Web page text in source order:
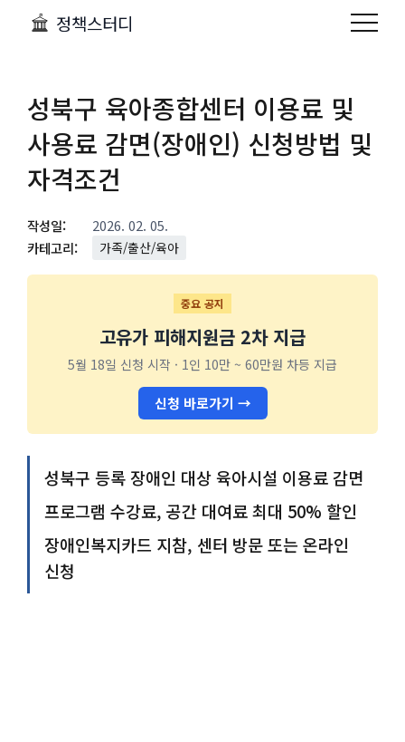
정책스터디
성북구 육아종합센터 이용료 및
사용료 감면(장애인) 신청방법 및
자격조건
작성일:
2026. 02. 05.
카테고리:
가족/출산/육아
중요 공지
고유가 피해지원금 2차 지급
5월 18일 신청 시작 · 1인 10만 ~ 60만원 차등 지급
신청 바로가기 →
성북구 등록 장애인 대상 육아시설 이용료 감면
프로그램 수강료, 공간 대여료 최대 50% 할인
장애인복지카드 지참, 센터 방문 또는 온라인
신청